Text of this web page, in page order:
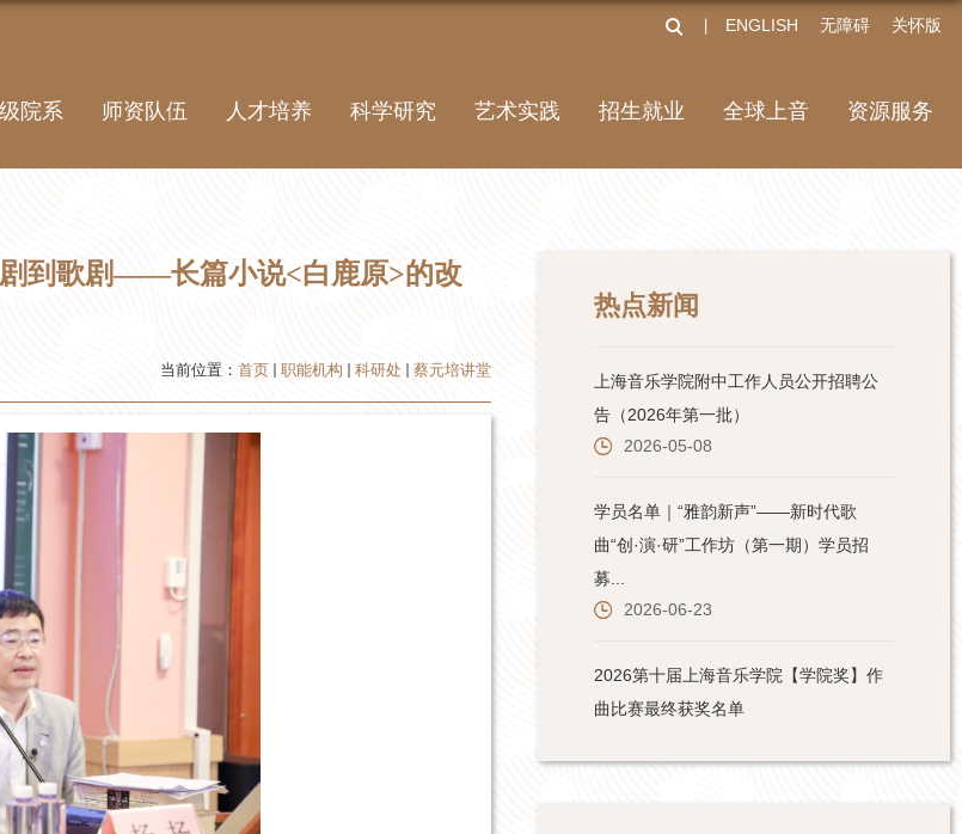
ENGLISH 无障碍 关怀版
院系 师资队伍 人才培养 科学研究 艺术实践 招生就业 全球上音 资源服务
到歌剧——长篇小说<白鹿原>的改
当前位置： 首页 职能机构 科研处 蔡元培讲堂
热点新闻